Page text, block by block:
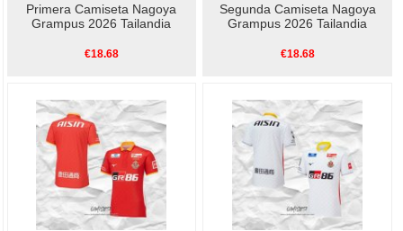
Primera Camiseta Nagoya
Grampus 2026 Tailandia
€18.68
Segunda Camiseta Nagoya
Grampus 2026 Tailandia
€18.68